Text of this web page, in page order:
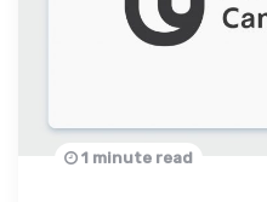
1 minute read